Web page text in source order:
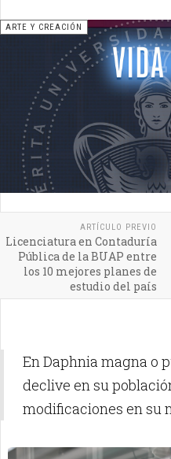
ARTE Y CREACIÓN
ARTÍCULO PREVIO
Licenciatura en Contaduría
Pública de la BUAP entre
los 10 mejores planes de
estudio del país
En Daphnia magna o
declive en su
modificaciones en su